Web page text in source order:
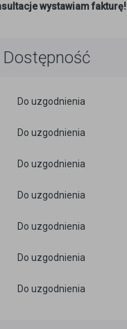
wystawiam fakturę!
Dostępność
Do uzgodnienia
Do uzgodnienia
Do uzgodnienia
Do uzgodnienia
Do uzgodnienia
Do uzgodnienia
Do uzgodnienia